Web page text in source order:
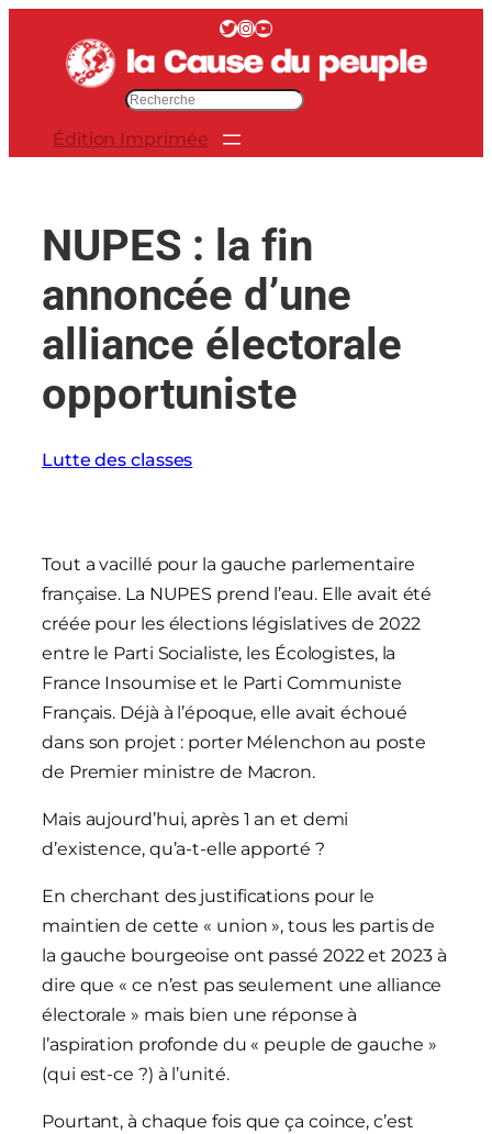
contenu
Twitter InstagramYouTube
e
Édition Imprimée
NUPES : la fin
annoncée d’une
alliance électorale
opportuniste
Lutte des classes
Tout a vacillé pour la gauche parlementaire
française. La NUPES prend l’eau. Elle avait été
créée pour les élections législatives de 2022
entre le Parti Socialiste, les Écologistes, la
France Insoumise et le Parti Communiste
Français. Déjà à l’époque, elle avait échoué
dans son projet : porter Mélenchon au poste
de Premier ministre de Macron.
Mais aujourd’hui, après 1 an et demi
d’existence, qu’a-t-elle apporté ?
En cherchant des justifications pour le
maintien de cette « union », tous les partis de
la gauche bourgeoise ont passé 2022 et 2023 à
dire que « ce n’est pas seulement une alliance
électorale » mais bien une réponse à
l’aspiration profonde du « peuple de gauche »
(qui est-ce ?) à l’unité.
Pourtant, à chaque fois que ça coince, c’est